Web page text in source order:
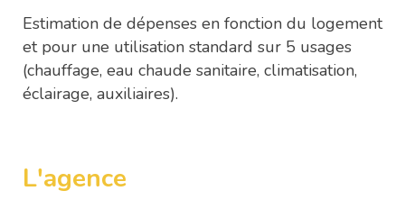
Estimation de dépenses en fonction du logement
et pour une utilisation standard sur 5 usages
(chauffage, eau chaude sanitaire, climatisation,
éclairage, auxiliaires).
L'agence